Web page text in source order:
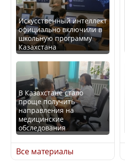
Искусственный интеллект
официально включили в
школьную программу
Казахстана
В Казахстане стало
проще получить
направления на
медицинские
обследования
Все материалы